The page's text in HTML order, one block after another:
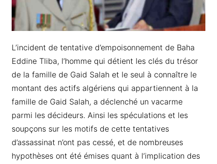
L’incident de tentative d’empoisonnement de Baha
Eddine Tliba, l’homme qui détient les clés du trésor
de la famille de Gaid Salah et le seul à connaître le
montant des actifs algériens qui appartiennent à la
famille de Gaid Salah, a déclenché un vacarme
parmi les décideurs. Ainsi les spéculations et les
soupçons sur les motifs de cette tentatives
d’assassinat n’ont pas cessé, et de nombreuses
hypothèses ont été émises quant à l’implication des